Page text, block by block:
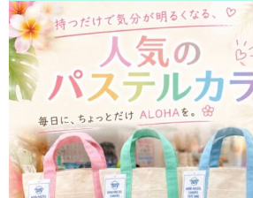
をさせて頂きました！ありがとうございました！
2026/05/11
白井市よりお越しのお客様のiPhone14の基板
りがとうございました！
2026/05/11
柏市よりお越しのお客様のiPhone14のガラス
りがとうございました！
2026/05/10
松戸市よりお越しのお客様のiPhone13の充電
た！ありがとうございました！
2026/05/10
松戸市よりお越しのお客様のiPhoneSE2の液
ありがとうございました！